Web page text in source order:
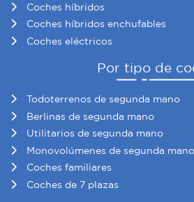
Coches híbridos
Coches híbridos enchufables
Coches eléctricos
Por tipo de
Todoterrenos de segunda mano
Berlinas de segunda mano
Utilitarios de segunda mano
Monovolúmenes de segunda mano
Coches familiares
Coches de 7 plazas